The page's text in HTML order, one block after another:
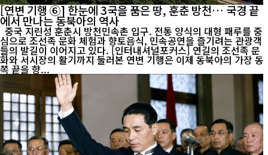
[연변 기행 ⑥] 한눈에 3국을 품은 땅, 훈춘 방천… 국경 끝
에서 만나는 동북아의 역사
심으로 조선족 문화 체험과 향토음식, 민속공연을 즐기려는 관광객
들의 발길이 이어지고 있다. [인터내셔널포커스] 연길의 조선족 문
화와 서시장의 활기까지 둘러본 연변 기행은 이제 동북아의 가장 동
쪽 끝을 향...